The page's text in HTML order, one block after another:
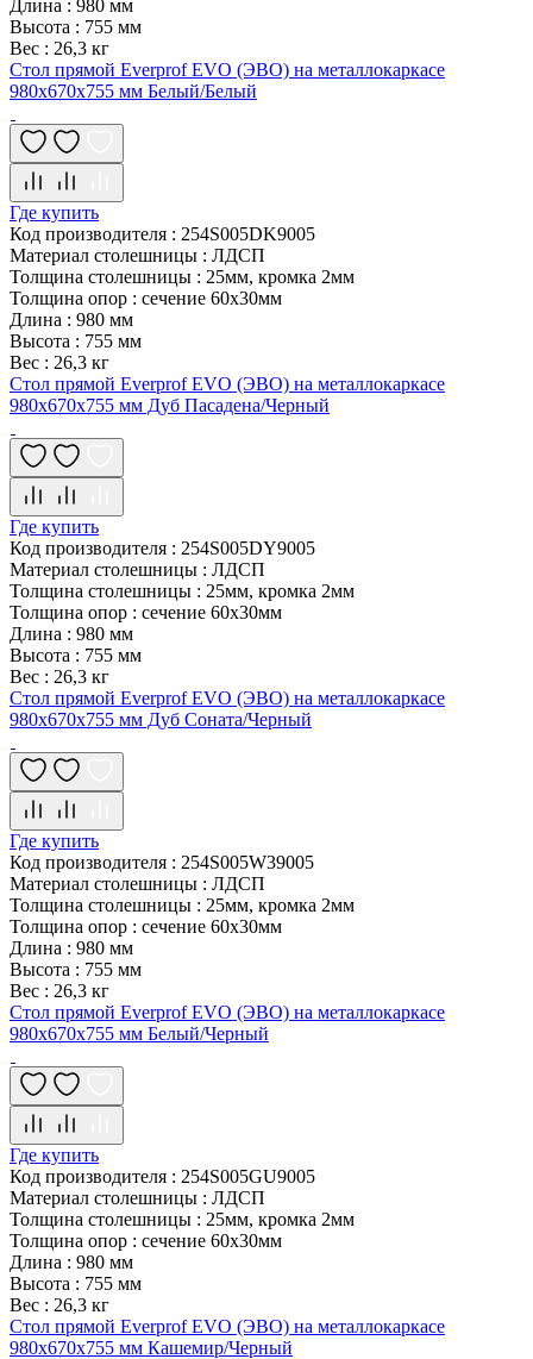
Длина : 980 мм
Высота : 755 мм
Вес : 26,3 кг
Стол прямой Everprof EVO (ЭВО) на металлокаркасе
980х670х755 мм Белый/Белый
Где купить
Код производителя : 254S005DK9005
Материал столешницы : ЛДСП
Толщина столешницы : 25мм, кромка 2мм
Толщина опор : сечение 60х30мм
Длина : 980 мм
Высота : 755 мм
Вес : 26,3 кг
Стол прямой Everprof EVO (ЭВО) на металлокаркасе
980х670х755 мм Дуб Пасадена/Черный
Где купить
Код производителя : 254S005DY9005
Материал столешницы : ЛДСП
Толщина столешницы : 25мм, кромка 2мм
Толщина опор : сечение 60х30мм
Длина : 980 мм
Высота : 755 мм
Вес : 26,3 кг
Стол прямой Everprof EVO (ЭВО) на металлокаркасе
980х670х755 мм Дуб Соната/Черный
Где купить
Код производителя : 254S005W39005
Материал столешницы : ЛДСП
Толщина столешницы : 25мм, кромка 2мм
Толщина опор : сечение 60х30мм
Длина : 980 мм
Высота : 755 мм
Вес : 26,3 кг
Стол прямой Everprof EVO (ЭВО) на металлокаркасе
980х670х755 мм Белый/Черный
Где купить
Код производителя : 254S005GU9005
Материал столешницы : ЛДСП
Толщина столешницы : 25мм, кромка 2мм
Толщина опор : сечение 60х30мм
Длина : 980 мм
Высота : 755 мм
Вес : 26,3 кг
Стол прямой Everprof EVO (ЭВО) на металлокаркасе
980х670х755 мм Кашемир/Черный